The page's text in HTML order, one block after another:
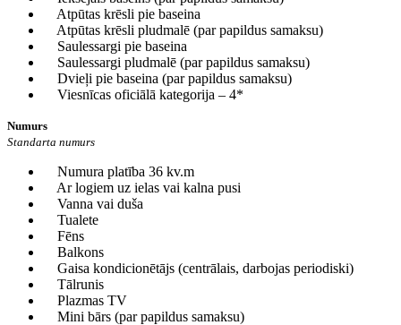
Atpūtas krēsli pie baseina
Atpūtas krēsli pludmalē (par papildus samaksu)
Saulessargi pie baseina
Saulessargi pludmalē (par papildus samaksu)
Dvieļi pie baseina (par papildus samaksu)
Viesnīcas oficiālā kategorija – 4*
Numurs
Standarta numurs
Numura platība 36 kv.m
Ar logiem uz ielas vai kalna pusi
Vanna vai duša
Tualete
Fēns
Balkons
Gaisa kondicionētājs (centrālais, darbojas periodiski)
Tālrunis
Plazmas TV
Mini bārs (par papildus samaksu)